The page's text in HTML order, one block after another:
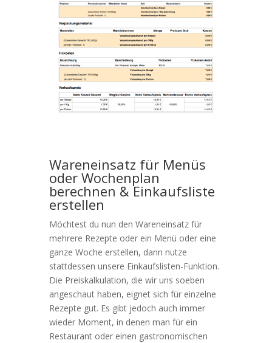
Wareneinsatz für Menüs
oder Wochenplan
berechnen & Einkaufsliste
erstellen
Möchtest du nun den Wareneinsatz für
mehrere Rezepte oder ein Menü oder eine
ganze Woche erstellen, dann nutze
stattdessen unsere Einkaufslisten-Funktion.
Die Preiskalkulation, die wir uns soeben
angeschaut haben, eignet sich für einzelne
Rezepte gut. Es gibt jedoch auch immer
wieder Moment, in denen man für ein
Restaurant oder einen gastronomischen